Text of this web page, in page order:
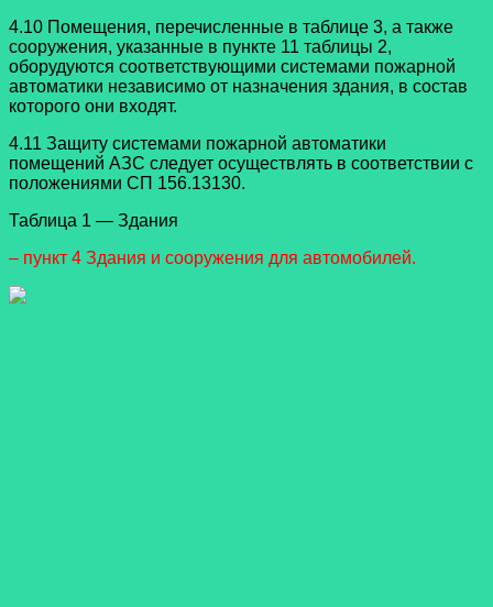
4.10 Помещения, перечисленные в таблице 3, а также
сооружения, указанные в пункте 11 таблицы 2,
оборудуются соответствующими системами пожарной
автоматики независимо от назначения здания, в состав
которого они входят.
4.11 Защиту системами пожарной автоматики
помещений АЗС следует осуществлять в соответствии с
положениями СП 156.13130.
Таблица 1 — Здания
– пункт 4 Здания и сооружения для автомобилей.